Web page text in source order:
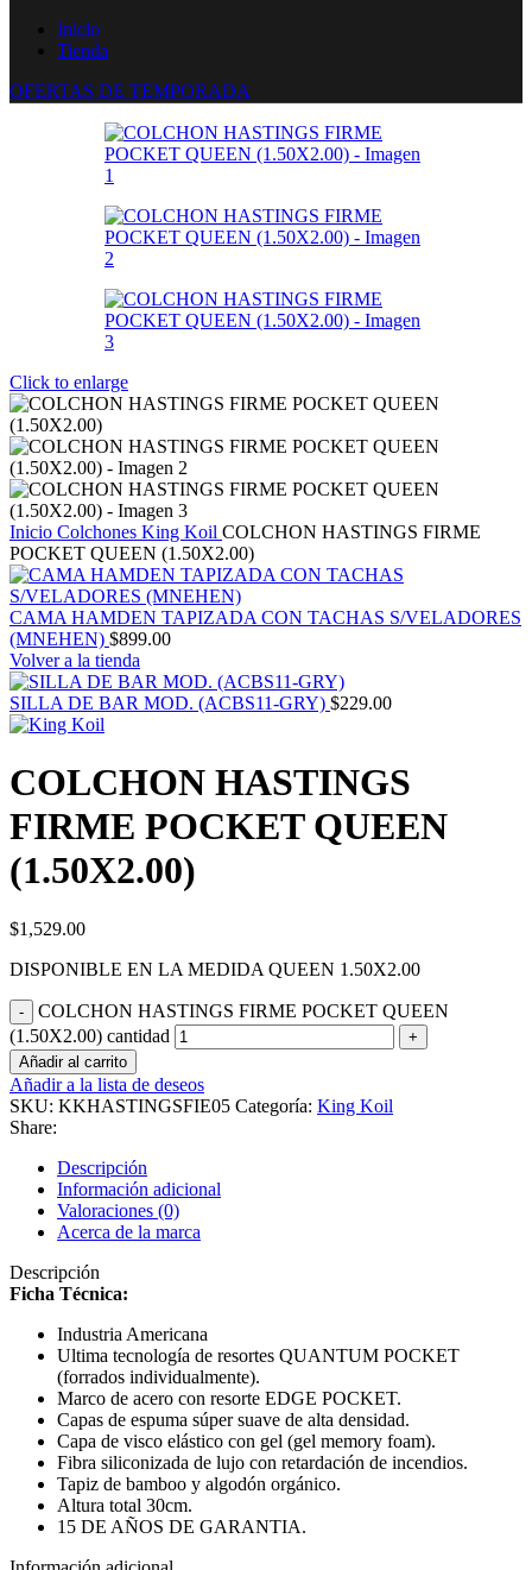
Inicio
Tienda
OFERTAS DE TEMPORADA
Click to enlarge
Inicio Colchones King Koil COLCHON HASTINGS FIRME
POCKET QUEEN (1.50X2.00)
CAMA HAMDEN TAPIZADA CON TACHAS S/VELADORES
(MNEHEN) $899.00
Volver a la tienda
SILLA DE BAR MOD. (ACBS11-GRY) $229.00
COLCHON HASTINGS
FIRME POCKET QUEEN
(1.50X2.00)
$1,529.00
DISPONIBLE EN LA MEDIDA QUEEN 1.50X2.00
COLCHON HASTINGS FIRME POCKET QUEEN
(1.50X2.00) cantidad
Añadir al carrito
Añadir a la lista de deseos
SKU: KKHASTINGSFIE05 Categoría: King Koil
Share:
Descripción
Información adicional
Valoraciones (0)
Acerca de la marca
Descripción
Ficha Técnica:
Industria Americana
Ultima tecnología de resortes QUANTUM POCKET
(forrados individualmente).
Marco de acero con resorte EDGE POCKET.
Capas de espuma súper suave de alta densidad.
Capa de visco elástico con gel (gel memory foam).
Fibra siliconizada de lujo con retardación de incendios.
Tapiz de bamboo y algodón orgánico.
Altura total 30cm.
15 DE AÑOS DE GARANTIA.